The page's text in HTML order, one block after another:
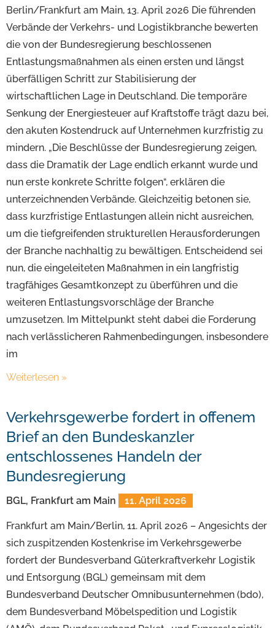
Berlin/Frankfurt am Main, 13. April 2026 Die führenden
Verbände der Verkehrs- und Logistikbranche bewerten
die von der Bundesregierung beschlossenen
Entlastungsmaßnahmen als einen ersten und längst
überfälligen Schritt zur Stabilisierung der
wirtschaftlichen Lage in Deutschland. Die temporäre
Senkung der Energiesteuer auf Kraftstoffe trägt dazu bei,
den akuten Kostendruck auf Unternehmen kurzfristig zu
mindern. „Die Beschlüsse der Bundesregierung zeigen,
dass die Dramatik der Lage endlich erkannt wurde und
nun erste konkrete Schritte folgen“, erklären die
unterzeichnenden Verbände. Gleichzeitig betonen sie,
dass kurzfristige Entlastungen allein nicht ausreichen,
um die tiefgreifenden strukturellen Herausforderungen
der Branche nachhaltig zu bewältigen. Entscheidend sei
nun, die eingeleiteten Maßnahmen in ein langfristig
tragfähiges Gesamtkonzept zu überführen und die
weiteren Entlastungsvorschläge der Branche
umzusetzen. Im Mittelpunkt steht dabei die Forderung
nach verlässlicheren Rahmenbedingungen, insbesondere
im
Weiterlesen »
Verkehrsgewerbe fordert in offenem
Brief an den Bundeskanzler
entschlossenes Handeln der
Bundesregierung
BGL, Frankfurt am Main 11. April 2026
Frankfurt am Main/Berlin, 11. April 2026 – Angesichts der
sich zuspitzenden Kostenkrise im Verkehrsgewerbe
fordert der Bundesverband Güterkraftverkehr Logistik
und Entsorgung (BGL) gemeinsam mit dem
Bundesverband Deutscher Omnibusunternehmen (bdo),
dem Bundesverband Möbelspedition und Logistik